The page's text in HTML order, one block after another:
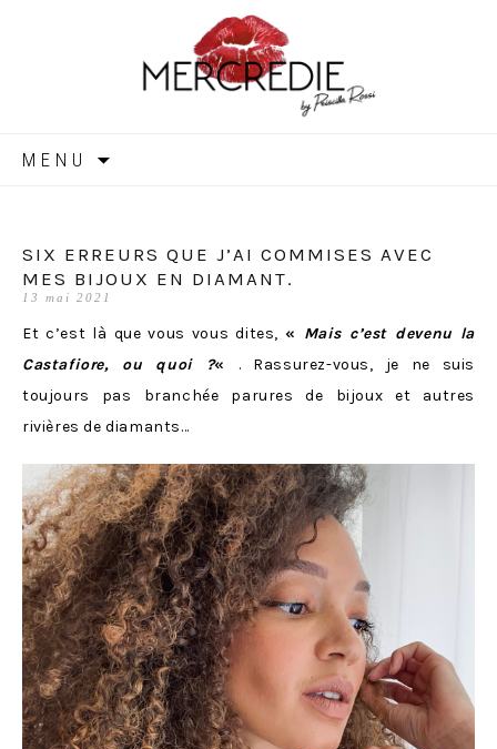
MERCREDIE
MENU
SIX ERREURS QUE J’AI COMMISES AVEC
MES BIJOUX EN DIAMANT.
13 mai 2021
Et c’est là que vous vous dites, « Mais c’est devenu la
Castafiore, ou quoi ?« . Rassurez-vous, je ne suis
toujours pas branchée parures de bijoux et autres
rivières de diamants…